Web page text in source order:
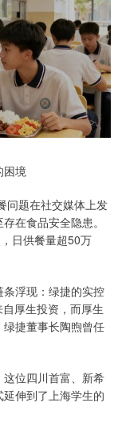
境
题在社交媒体上发
在食品安全隐患。
日供餐量超50万
浮现：绿捷的实控
厚生投资，而厚生
捷董事长陶煦曾任
位四川首富、新希
伸到了上海学生的